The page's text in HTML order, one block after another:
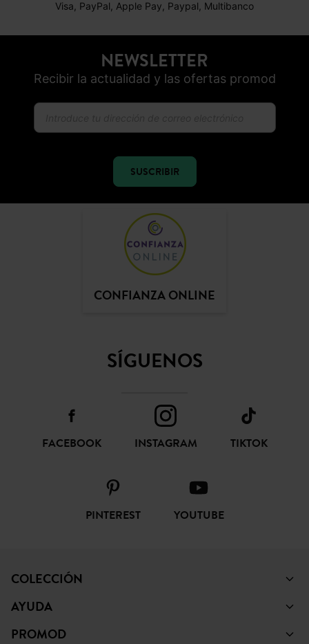
Visa, PayPal, Apple Pay, Paypal, Multibanco
NEWSLETTER
Recibir la actualidad y las ofertas promod
SUSCRIBIR
CONFIANZA ONLINE
SÍGUENOS
FACEBOOK INSTAGRAM TIKTOK
PINTEREST YOUTUBE
COLECCIÓN
AYUDA
PROMOD